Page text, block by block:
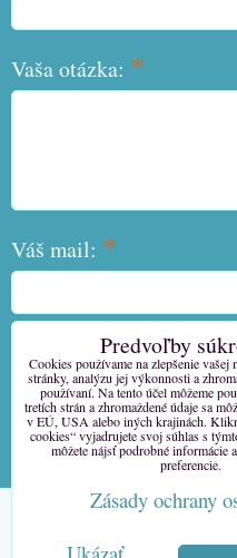
Vaša otázka: *
Váš mail: *
Váš telefón:*
Odoslať
Predvoľby súkromia
Predvoľby
Cookies používame na zlepšenie vašej
stránky, analýzu jej výkonnosti a
používaní. Na tento účel môžeme
tretích strán a zhromaždené údaje sa
v EÚ, USA alebo iných krajinách.
cookies“ vyjadrujete svoj súhlas s
môžete nájsť podrobné informácie
preferencie.
Zásady ochrany